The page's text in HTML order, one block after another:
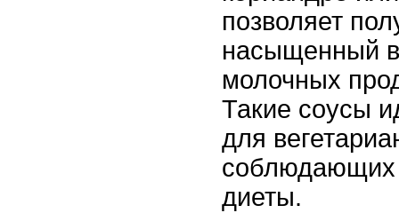
позволяет
насыщенный
молочных
Такие соусы
для
соблюдающих
диеты.